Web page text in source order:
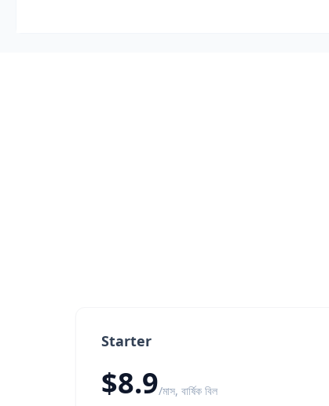
Starter
$8.9/মাস, বার্ষিক বিল